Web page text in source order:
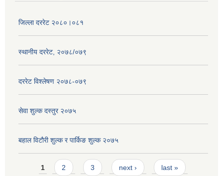
जिल्ला दररेट २०८०।०८१
स्थानीय दररेट, २०७८/०७९
दररेट विश्लेषण २०७८-०७९
सेवा शुल्क दस्तुर २०७५
बहाल विटौरी शुल्क र पार्किङ शुल्क २०७५
Pages
1 2 3 next › last »